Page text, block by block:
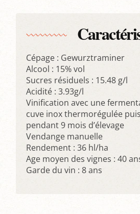
Cépage : Gewurztraminer
Alcool : 15% vol
Sucres résiduels : 15.48 g/l
Acidité : 3.93g/l
Vinification avec une
cuve inox thermorégulée
pendant 9 mois d’élevage
Vendange manuelle
Rendement : 36 hl/ha
Age moyen des vignes : 40
Garde du vin : 8 ans